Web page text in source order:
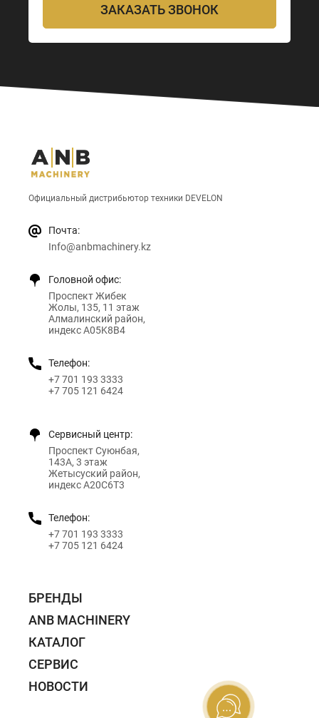
ЗАКАЗАТЬ ЗВОНОК
Официальный дистрибьютор техники DEVELON
Почта:
Info@anbmachinery.kz
Головной офис:
Проспект Жибек
Жолы, 135, 11 этаж
Алмалинский район,
индекс A05K8B4
Телефон:
+7 701 193 3333
+7 705 121 6424
Сервисный центр:
Проспект Суюнбая,
143А, 3 этаж
Жетысуский район,
индекс A20C6T3
Телефон:
+7 701 193 3333
+7 705 121 6424
БРЕНДЫ
ANB MACHINERY
КАТАЛОГ
СЕРВИС
НОВОСТИ